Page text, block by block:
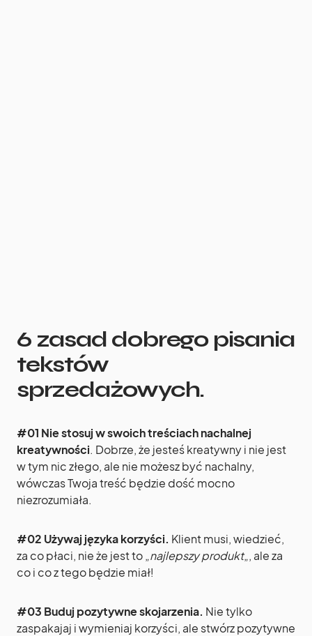
6 zasad dobrego pisania
tekstów
sprzedażowych.
#01 Nie stosuj w swoich treściach nachalnej
kreatywności. Dobrze, że jesteś kreatywny i nie jest
w tym nic złego, ale nie możesz być nachalny,
wówczas Twoja treść będzie dość mocno
niezrozumiała.
#02 Używaj języka korzyści. Klient musi, wiedzieć,
za co płaci, nie że jest to „najlepszy produkt„, ale za
co i co z tego będzie miał!
#03 Buduj pozytywne skojarzenia. Nie tylko
zaspakajaj i wymieniaj korzyści, ale stwórz pozytywne